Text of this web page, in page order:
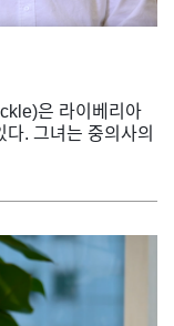
은 라이베리아
. 그녀는 중의사의